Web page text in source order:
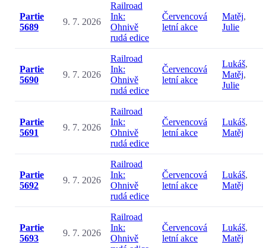
Partie
5689
9. 7. 2026
Railroad
Ink:
Ohnivě
rudá edice
Červencová
letní akce
Matěj,
Julie
Partie
5690
9. 7. 2026
Railroad
Ink:
Ohnivě
rudá edice
Červencová
letní akce
Lukáš,
Matěj,
Julie
Partie
5691
9. 7. 2026
Railroad
Ink:
Ohnivě
rudá edice
Červencová
letní akce
Lukáš,
Matěj
Partie
5692
9. 7. 2026
Railroad
Ink:
Ohnivě
rudá edice
Červencová
letní akce
Lukáš,
Matěj
Partie
5693
9. 7. 2026
Railroad
Ink:
Ohnivě
Červencová
letní akce
Lukáš,
Matěj